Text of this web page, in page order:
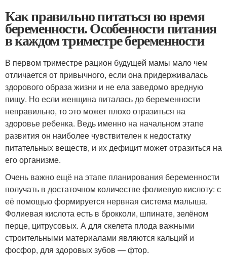
Как правильно питаться во время
беременности. Особенности питания
в каждом триместре беременности
В первом триместре рацион будущей мамы мало чем
отличается от привычного, если она придерживалась
здорового образа жизни и не ела заведомо вредную
пищу. Но если женщина питалась до беременности
неправильно, то это может плохо отразиться на
здоровье ребенка. Ведь именно на начальном этапе
развития он наиболее чувствителен к недостатку
питательных веществ, и их дефицит может отразиться на
его организме.
Очень важно ещё на этапе планирования беременности
получать в достаточном количестве фолиевую кислоту: с
её помощью формируется нервная система малыша.
Фолиевая кислота есть в брокколи, шпинате, зелёном
перце, цитрусовых. А для скелета плода важными
строительными материалами являются кальций и
фосфор, для здоровых зубов — фтор.